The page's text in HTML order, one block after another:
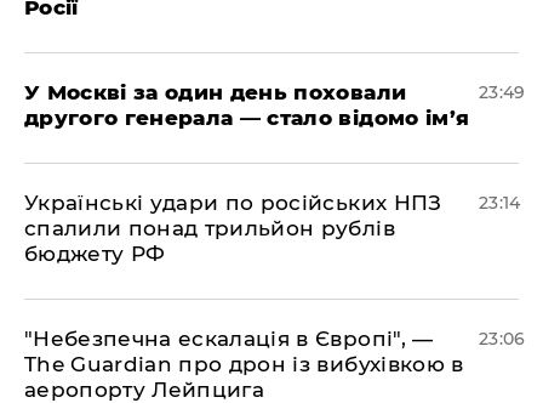
Росії
​У Москві за один день поховали
другого генерала — стало відомо ім’я
23:49
​Українські удари по російських НПЗ
спалили понад трильйон рублів
бюджету РФ
23:14
​"Небезпечна ескалація в Європі", —
The Guardian про дрон із вибухівкою в
аеропорту Лейпцига
23:06